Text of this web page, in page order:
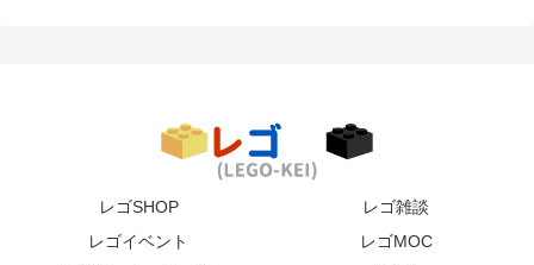
レゴSHOP
レゴ雑談
レゴイベント
レゴMOC